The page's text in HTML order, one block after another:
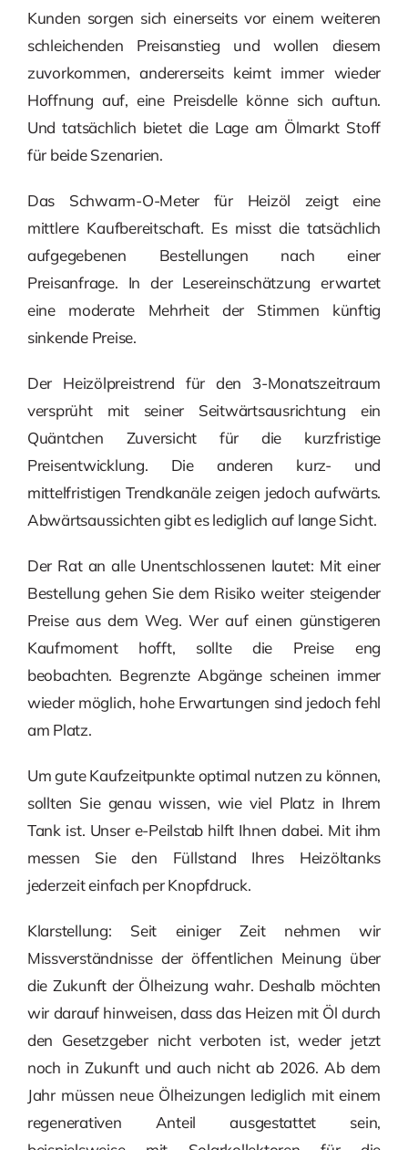
Kunden sorgen sich einerseits vor einem weiteren
schleichenden Preisanstieg und wollen diesem
zuvorkommen, andererseits keimt immer wieder
Hoffnung auf, eine Preisdelle könne sich auftun.
Und tatsächlich bietet die Lage am Ölmarkt Stoff
für beide Szenarien.
Das Schwarm-O-Meter für Heizöl zeigt eine
mittlere Kaufbereitschaft. Es misst die tatsächlich
aufgegebenen Bestellungen nach einer
Preisanfrage. In der Lesereinschätzung erwartet
eine moderate Mehrheit der Stimmen künftig
sinkende Preise.
Der Heizölpreistrend für den 3-Monatszeitraum
versprüht mit seiner Seitwärtsausrichtung ein
Quäntchen Zuversicht für die kurzfristige
Preisentwicklung. Die anderen kurz- und
mittelfristigen Trendkanäle zeigen jedoch aufwärts.
Abwärtsaussichten gibt es lediglich auf lange Sicht.
Der Rat an alle Unentschlossenen lautet: Mit einer
Bestellung gehen Sie dem Risiko weiter steigender
Preise aus dem Weg. Wer auf einen günstigeren
Kaufmoment hofft, sollte die Preise eng
beobachten. Begrenzte Abgänge scheinen immer
wieder möglich, hohe Erwartungen sind jedoch fehl
am Platz.
Um gute Kaufzeitpunkte optimal nutzen zu können,
sollten Sie genau wissen, wie viel Platz in Ihrem
Tank ist. Unser e-Peilstab hilft Ihnen dabei. Mit ihm
messen Sie den Füllstand Ihres Heizöltanks
jederzeit einfach per Knopfdruck.
Klarstellung: Seit einiger Zeit nehmen wir
Missverständnisse der öffentlichen Meinung über
die Zukunft der Ölheizung wahr. Deshalb möchten
wir darauf hinweisen, dass das Heizen mit Öl durch
den Gesetzgeber nicht verboten ist, weder jetzt
noch in Zukunft und auch nicht ab 2026. Ab dem
Jahr müssen neue Ölheizungen lediglich mit einem
regenerativen Anteil ausgestattet sein,